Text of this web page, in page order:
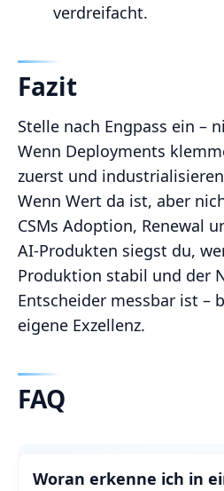
verdreifacht.
Fazit
Stelle nach Engpass ein –
Wenn Deployments
zuerst und
Wenn Wert da ist, aber
CSMs Adoption, Renewal
AI‑Produkten siegst du,
Produktion stabil und der
Entscheider messbar ist –
eigene Exzellenz.
FAQ
Woran erkenne ich in